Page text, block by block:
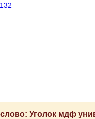
Уголок мдф